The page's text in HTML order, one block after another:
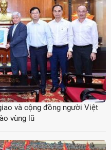
và cộng đồng người Việt
vùng lũ